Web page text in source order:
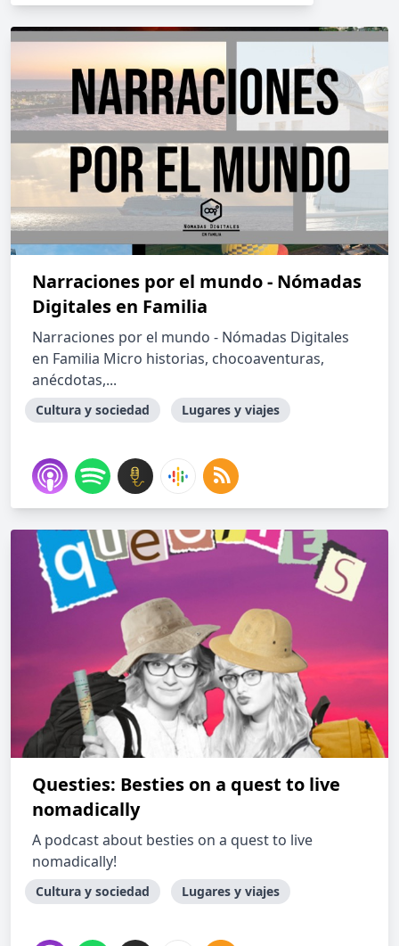
Narraciones por el mundo - Nómadas
Digitales en Familia
Narraciones por el mundo - Nómadas Digitales
en Familia Micro historias, chocoaventuras,
anécdotas,...
Cultura y sociedad Lugares y viajes
Questies: Besties on a quest to live
nomadically
A podcast about besties on a quest to live
nomadically!
Cultura y sociedad Lugares y viajes